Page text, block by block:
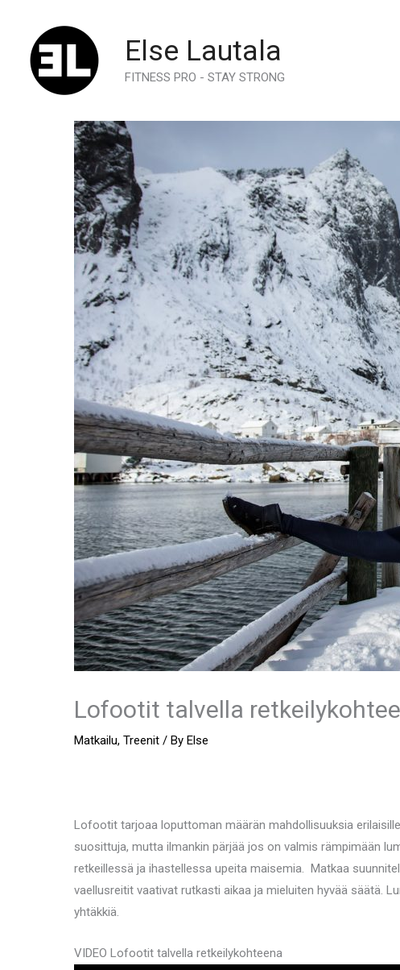
content
Else Lautala
FITNESS PRO - STAY STRONG
Lofootit talvella
Matkailu, Treenit / By Else
Lofootit tarjoaa loputtoman määrän mahdollisuuksia
suosittuja, mutta ilmankin pärjää jos on valmis rämpimään
retkeillessä ja ihastellessa upeita maisemia. Matkaa
vaellusreitit vaativat rutkasti aikaa ja mieluiten hyvää säätä.
yhtäkkiä.
VIDEO Lofootit talvella retkeilykohteena